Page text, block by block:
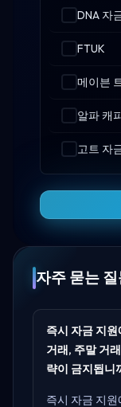
DNA 자
FTUK
메이븐
알파 캐
고트 자
자주 묻는
즉시 자금 지
거래, 주말 거
략이 금지됩니
즉시 자금 지